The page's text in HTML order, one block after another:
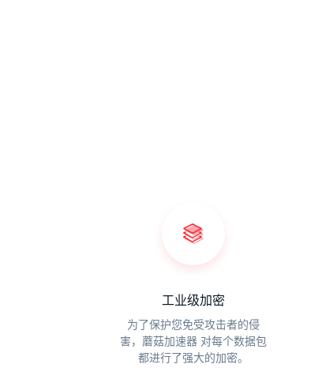
工业级加密
为了保护您免受攻击者的侵
害，蘑菇加速器 对每个数据包
都进行了强大的加密。